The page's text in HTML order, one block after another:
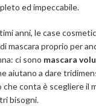
ed impeccabile.
anni, le case
mascara proprio per
ci sono mascara
aiutano a dare
che conta è scegliere il
bisogni.